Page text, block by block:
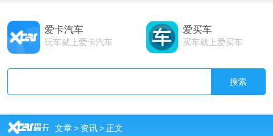
爱卡汽车
玩车就上爱卡汽车
爱买车
买车就上爱买车
搜索
R 文章> 资讯>正文